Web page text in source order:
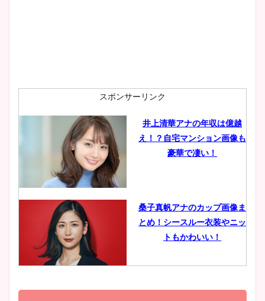
肉も凄い！
鈴木唯の太ってた時の体重が
ヤバすぎww原因や痩せたダ
豊島実季アナのカップ画像ま
とめ！美脚や水着姿に年齢も
スポンサーリンク
井上清華アナの年収は億越
え！？自宅マンション画像も
豪華で凄い！
桑子真帆アナのカップ画像ま
とめ！シースルー衣装やニッ
トもかわいい！
小室瑛莉子のカップ画像まと